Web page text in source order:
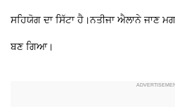
ਸਹਿਯੋਗ ਦਾ ਸਿੱਟਾ ਹੈ।ਨਤੀਜਾ ਐਲਾਨੇ ਜਾਣ
ਬਣ ਗਿਆ।